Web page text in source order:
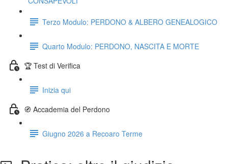
Terzo Modulo: PERDONO & ALBERO GENEALOGICO
Quarto Modulo: PERDONO, NASCITA E MORTE
🏆 Test di Verifica
Inizia qui
🧭 Accademia del Perdono
Giugno 2026 a Recoaro Terme